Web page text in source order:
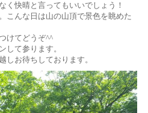
く快晴と言ってもいいでしょう！
こんな日は山の山頂で景色を眺めた
けてどうぞ^^
して参ります。
しお待ちしております。